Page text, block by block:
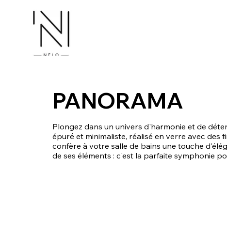
PANORAMA
Plongez dans un univers d'harmonie et de
épuré et minimaliste, réalisé en verre avec des
confère à votre salle de bains une touche
de ses éléments : c'est la parfaite symphonie